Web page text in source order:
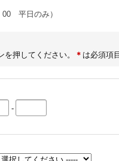
00 平日のみ）
押してください。 ＊ は必須項
-